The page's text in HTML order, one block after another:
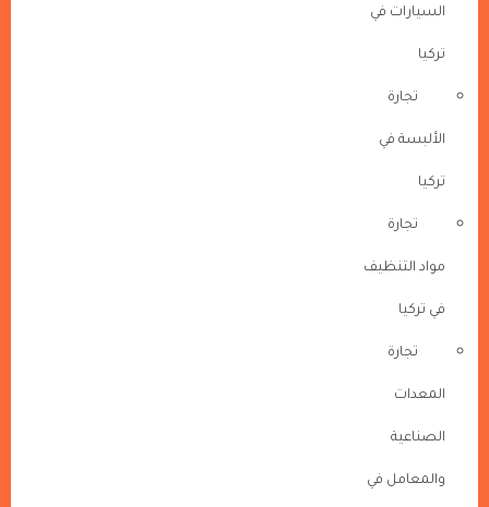
السيارات في
تركيا
تجارة
الألبسة في
تركيا
تجارة
مواد التنظيف
في تركيا
تجارة
المعدات
الصناعية
والمعامل في